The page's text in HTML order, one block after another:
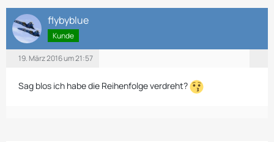
flybyblue
Kunde
19. März 2016 um 21:57
Sag blos ich habe die Reihenfolge verdreht?